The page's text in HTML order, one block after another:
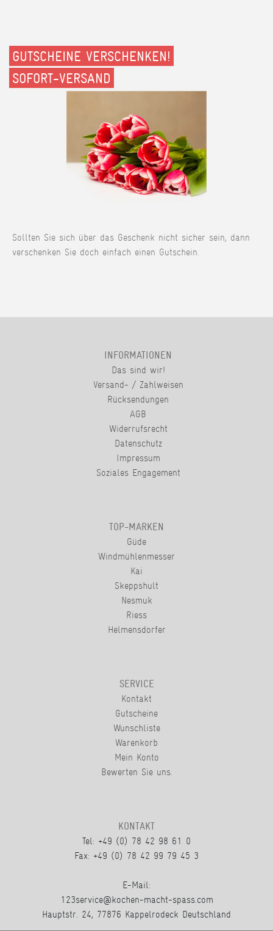
GUTSCHEINE VERSCHENKEN!
SOFORT-VERSAND
Sollten Sie sich über das Geschenk nicht sicher sein, dann
verschenken Sie doch einfach einen Gutschein.
INFORMATIONEN
Das sind wir!
Versand- / Zahlweisen
Rücksendungen
AGB
Widerrufsrecht
Datenschutz
Impressum
Soziales Engagement
TOP-MARKEN
Güde
Windmühlenmesser
Kai
Skeppshult
Nesmuk
Riess
Helmensdorfer
SERVICE
Kontakt
Gutscheine
Wunschliste
Warenkorb
Mein Konto
Bewerten Sie uns.
KONTAKT
Tel: +49 (0) 78 42 98 61 0
Fax: +49 (0) 78 42 99 79 45 3
E-Mail:
123service@kochen-macht-spass.com
Hauptstr. 24, 77876 Kappelrodeck Deutschland